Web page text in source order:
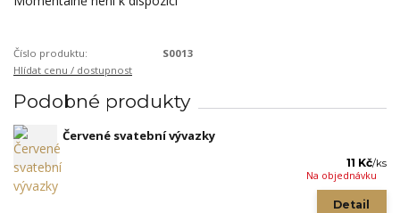
Číslo produktu:
S0013
Hlídat cenu / dostupnost
Podobné produkty
Červené svatební vývazky
11 Kč/ks
Na objednávku
Detail